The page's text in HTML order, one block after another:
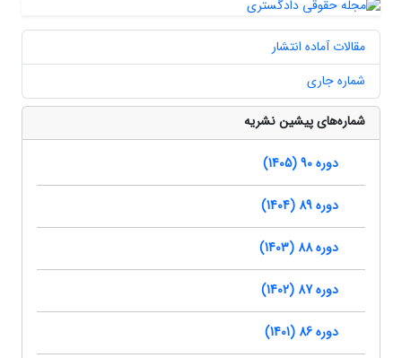
مقالات آماده انتشار
شماره جاری
شماره‌های پیشین نشریه
دوره 90 (1405)
دوره 89 (1404)
دوره 88 (1403)
دوره 87 (1402)
دوره 86 (1401)